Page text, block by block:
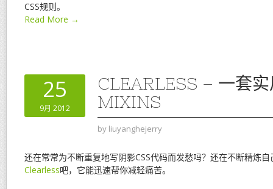
CSS规则。
Read More →
25
9月 2012
CLEARLESS – 一套
MIXINS
by liuyanghejerry
还在常常为不断重复地写阴影CSS代码而发愁吗？还在不断精炼
Clearless吧，它能迅速帮你减轻痛苦。